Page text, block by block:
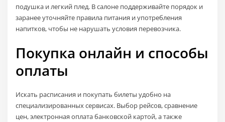
подушка и легкий плед. В салоне поддерживайте порядок и
заранее уточняйте правила питания и употребления
напитков, чтобы не нарушать условия перевозчика.
Покупка онлайн и способы
оплаты
Искать расписания и покупать билеты удобно на
специализированных сервисах. Выбор рейсов, сравнение
цен, электронная оплата банковской картой, а также